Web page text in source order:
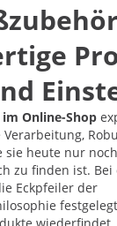
Online-Shop
sie heute nur
zu finden ist.
Eckpfeiler der
wiederfindet.